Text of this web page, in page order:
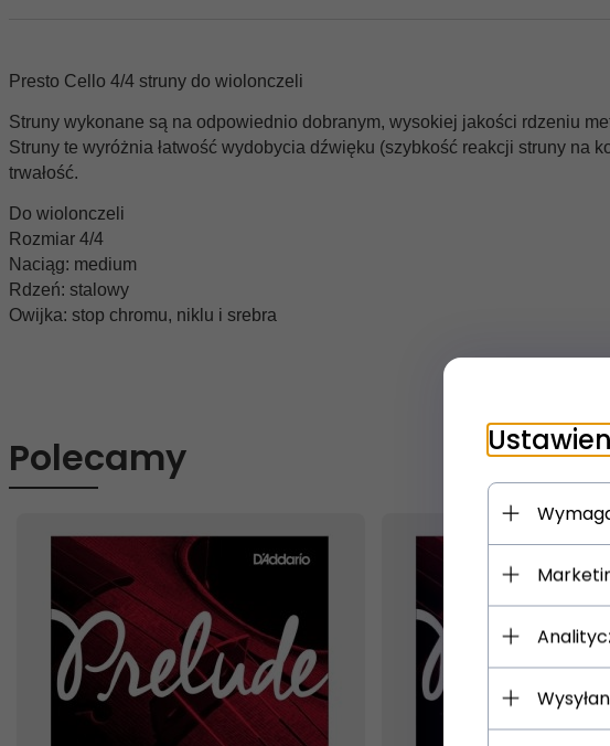
Presto Cello 4/4 struny do wiolonczeli
Struny wykonane są na odpowiednio dobranym, wysokiej jakości rdzeniu
Struny te wyróżnia łatwość wydobycia dźwięku (szybkość reakcji struny na
trwałość.
Do wiolonczeli
Rozmiar 4/4
Naciąg: medium
Rdzeń: stalowy
Owijka: stop chromu, niklu i srebra
Polecamy